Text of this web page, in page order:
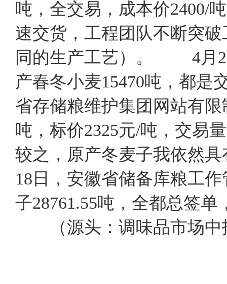
吨，全交易，成本价2400/
速交货，工程团队不断突
同的生产工艺）。 4月20
产春冬小麦15470吨，都是
省存储粮维护集团网站有
吨，标价2325元/吨，交
较之，原产冬麦子我依然
18日，安徽省储备库粮工
子28761.55吨，全都总签单
（源头：调味品市场中